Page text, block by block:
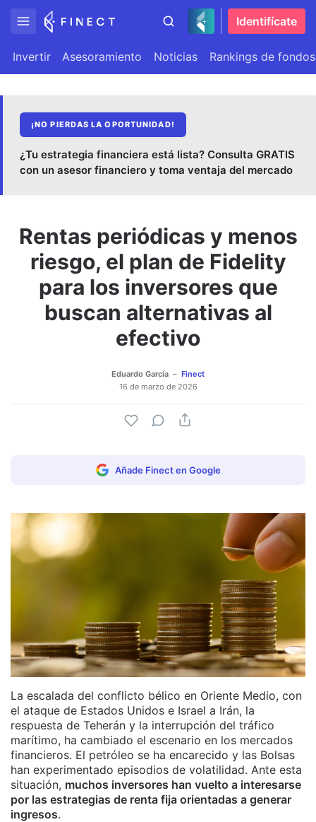
Identifícate
Invertir Asesoramiento Noticias Rankings de fondos
¡NO PIERDAS LA OPORTUNIDAD!
¿Tu estrategia financiera está lista? Consulta GRATIS
con un asesor financiero y toma ventaja del mercado
Rentas periódicas y menos
riesgo, el plan de Fidelity
para los inversores que
buscan alternativas al
efectivo
Eduardo García
Finect
16 de marzo de 2026
Añade Finect en Google
La escalada del conflicto bélico en Oriente Medio, con
el ataque de Estados Unidos e Israel a Irán, la
respuesta de Teherán y la interrupción del tráfico
marítimo, ha cambiado el escenario en los mercados
financieros. El petróleo se ha encarecido y las Bolsas
han experimentado episodios de volatilidad. Ante esta
situación, muchos inversores han vuelto a interesarse
por las estrategias de renta fija orientadas a generar
ingresos.